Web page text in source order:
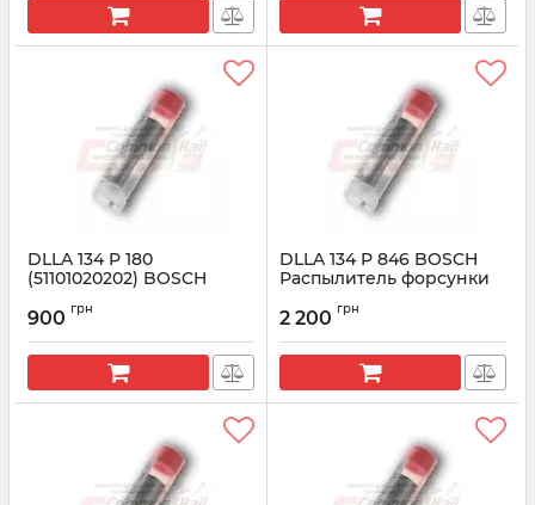
DLLA 134 P 180
(51101020202) BOSCH
0433171159
Артикул: 0433171159
900 грн
DLLA 134 P 846 BOSCH
Распылитель форсунки
Артикул: 0433171574
2 200 грн